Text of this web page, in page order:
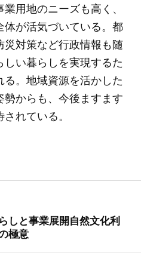
用地のニーズも高く、
が活気づいている。都
対策など行政情報も随
い暮らしを実現するた
。地域資源を活かした
からも、今後ますます
れている。
しと事業展開自然文化利
極意